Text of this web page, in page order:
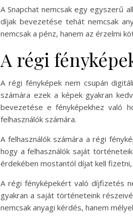
A Snapchat nemcsak egy egyszerű
díjak bevezetése tehát nemcsak
nemcsak a pénz, hanem az érzelmi
A régi
A régi fényképek nem csupán
számára ezek a képek gyakran
bevezetése e fényképekhez való
felhasználók számára.
A felhasználók számára a régi
hogy a felhasználók saját
érdekében mostantól díjat kell
A régi fényképekért való díjfizetés
gyakran a saját történeteink
nemcsak anyagi kérdés, hanem